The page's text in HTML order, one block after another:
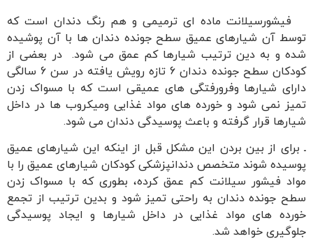
فیشورسیلانت ماده ای ترمیمی و هم رنگ دندان است که
توسط آن شیارهای عمیق سطح جونده دندان ها با آن پوشیده
شده و به دین ترتیب شیارها کم عمق می شود. در بعضی از
کودکان سطح جونده دندان 6 تازه رویش یافته در سن 6 سالگی
دارای شیارها وفرورفتگی های عمیقی است که با مسواک زدن
تمیز نمی شود و خورده های مواد غذایی ومیکروب ها در داخل
شیارها قرار گرفته و باعث پوسیدگی دندان می شود.
ـ برای از بین بردن این مشکل قبل از اینکه این شیارهای عمیق
پوسیده شوند متخصص دندانپزشکی کودکان شیارهای عمیق را با
مواد فیشور سیلانت کم عمق کرده، بطوری که با مسواک زدن
سطح جونده دندان به راحتی تمیز شود و بدین ترتیب از تجمع
خورده های مواد غذایی در داخل شیارها و ایجاد پوسیدگی
جلوگیری خواهد شد.